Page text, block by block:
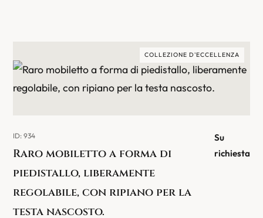
COLLEZIONE D'ECCELLENZA
ID: 934
Raro mobiletto a forma di
piedistallo, liberamente
regolabile, con ripiano per la
testa nascosto.
Su
richiesta